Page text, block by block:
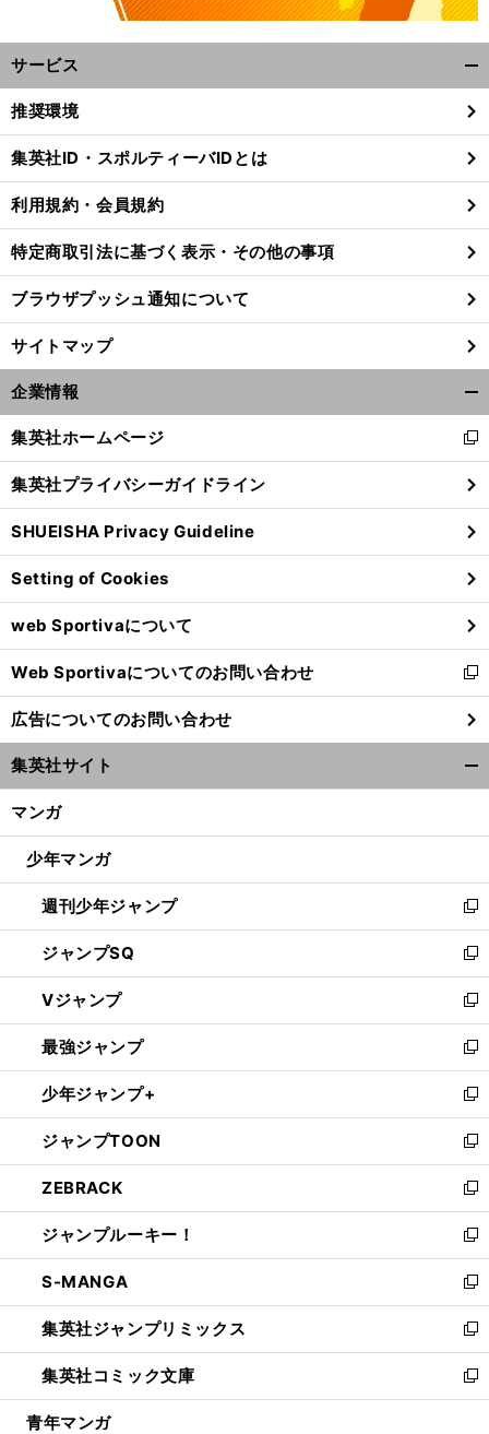
サービス
閉
る
推奨環境
集英社ID・スポルティーバIDとは
利用規約・会員規約
特定商取引法に基づく表示・その他の事項
ブラウザプッシュ通知について
サイトマップ
企業情報
閉
る
集英社ホームページ
新
し
い
ウ
ィ
ン
ド
ウ
で
開
く
集英社プライバシーガイドライン
SHUEISHA Privacy Guideline
Setting of Cookies
web Sportivaについて
Web Sportivaについてのお問い合わせ
新
し
い
ウ
ィ
ン
ウ
開
く
広告についてのお問い合わせ
集英社サイト
マンガ
少年マンガ
週刊少年ジャンプ
新
し
い
ウ
ィ
ン
ド
ウ
で
開
く
ジャンプSQ
新
し
い
ウ
ィ
ン
ド
ウ
で
開
く
Vジャンプ
新
し
い
ウ
ィ
ン
ド
ウ
で
開
く
最強ジャンプ
新
し
い
ウ
ィ
ン
ド
ウ
で
開
く
少年ジャンプ+
新
し
い
ウ
ィ
ン
ド
ウ
で
開
く
ジャンプTOON
新
し
い
ウ
ィ
ン
ド
ウ
で
開
く
ZEBRACK
新
し
い
ウ
ィ
ン
ド
ウ
で
開
ジャンプルーキー！
新
し
い
ウ
ィ
ン
ド
ウ
S-MANGA
新
し
い
ウ
ィ
ン
集英社ジャンプリミックス
新
し
い
ウ
集英社コミック文庫
新
し
青年マンガ